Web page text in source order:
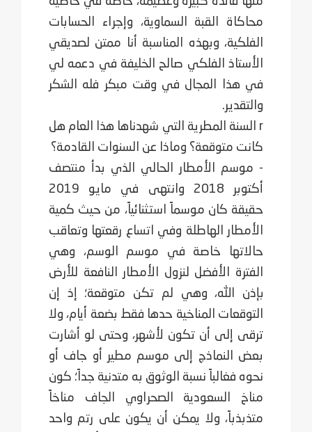
محاكاة القبة السماوية، وإجراء الحسابات
الفلكية، وبهذه المناسبة أنا ممتن ‏لصديقي
الأستاذ الفلكي صالح الخليفة في دعمه لي
في هذا المجال في وقت مبكر فله الشكر
والتقدير.
r السنة المطرية التي شهدناها هذا العام هل
كانت متوقعة؟ وماذا عن السنوات القادمة؟
- موسم الأمطار الحالي الذي بدأ منتصف
أكتوبر 2018 وانتهى في مايو 2019
حقيقة كان موسماً استثنائياً، من حيث كمية
الأمطار الهاطلة وفي اتساع رقعتها وتعاقب
حالاتها خاصة في موسم الوسم، وهي
الفترة الأفضل لنزول الأمطار النافعة للأرض
بإذن الله، وهي لم تكن متوقعة؛ إذ إن
التوقعات المناخية حدها فقط بضعة أيام، ولا
ترقى إلى أن تكون لأشهر، وحتى لو أشارت
بعض النماذج إلى موسم مطير أو جاف أو
نحوه فغالباً نسبة الوثوق به متدنية جداً؛ كون
مناخ السعودية الصحراوي الجاف مناخاً
متذبذباً، ولا يمكن أن يكون على رتم واحد